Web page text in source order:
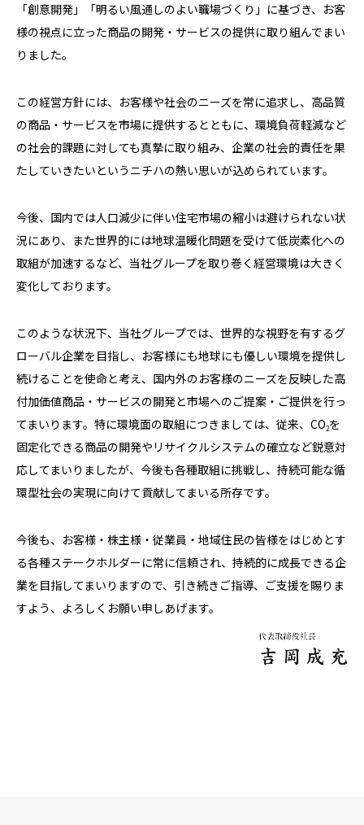
「創意開発」「明るい風通しのよい職場づくり」に基づき、お客
様の視点に立った商品の開発・サービスの提供に取り組んでまい
りました。
この経営方針には、お客様や社会のニーズを常に追求し、高品質
の商品・サービスを市場に提供するとともに、環境負荷軽減など
の社会的課題に対しても真摯に取り組み、企業の社会的責任を果
たしていきたいというニチハの熱い思いが込められています。
今後、国内では人口減少に伴い住宅市場の縮小は避けられない状
況にあり、また世界的には地球温暖化問題を受けて低炭素化への
取組が加速するなど、当社グループを取り巻く経営環境は大きく
変化しております。
このような状況下、当社グループでは、世界的な視野を有するグ
ローバル企業を目指し、お客様にも地球にも優しい環境を提供し
続けることを使命と考え、国内外のお客様のニーズを反映した高
付加価値商品・サービスの開発と市場へのご提案・ご提供を行っ
てまいります。特に環境面の取組につきましては、従来、CO2を
固定化できる商品の開発やリサイクルシステムの確立など鋭意対
応してまいりましたが、今後も各種取組に挑戦し、持続可能な循
環型社会の実現に向けて貢献してまいる所存です。
今後も、お客様・株主様・従業員・地域住民の皆様をはじめとす
る各種ステークホルダーに常に信頼され、持続的に成長できる企
業を目指してまいりますので、引き続きご指導、ご支援を賜りま
すよう、よろしくお願い申しあげます。